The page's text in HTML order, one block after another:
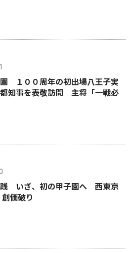
１００周年の初出場八王子実
知事を表敬訪問 主将「一戦必
践 いざ、初の甲子園へ 西東京
価破り